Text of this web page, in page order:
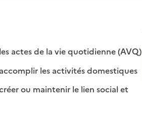
actes de la vie quotidienne (AVQ)
:
:
les activités domestiques
:
:
ou maintenir le lien social et